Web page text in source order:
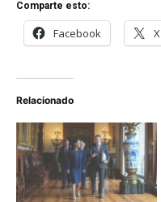
Comparte esto:
Facebook X
Relacionado